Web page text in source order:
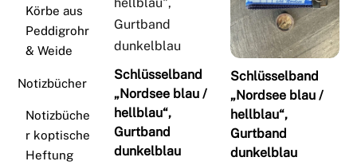
Schlüsselband
„Nordsee blau /
hellblau“,
Gurtband
dunkelblau
Schlüsselband
„Nordsee blau /
hellblau“,
Gurtband
dunkelblau
Körbe aus
Peddigrohr
& Weide
Notizbücher
Notizbüche
r koptische
Heftung